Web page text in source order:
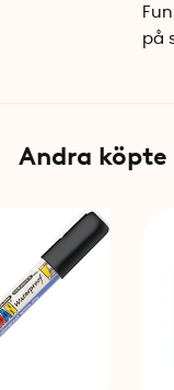
på
Andra köpte